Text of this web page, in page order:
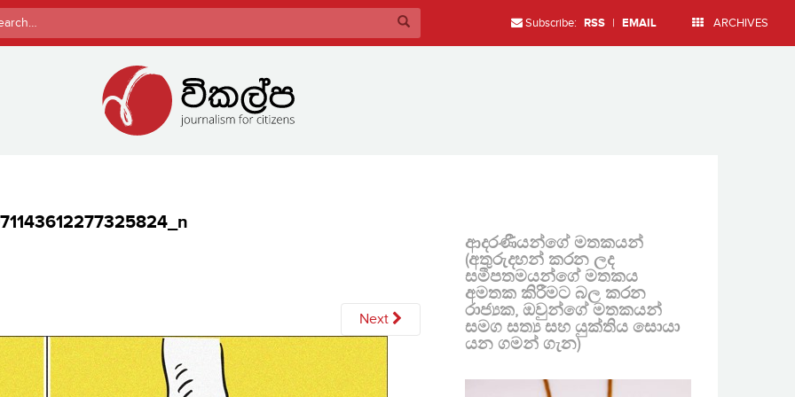
Subscribe: RSS | EMAIL ARCHIVES
Next
ආදරණීයන්ගේ මතකයන්
(අතුරුදහන් කරන ලද
සමීපතමයන්ගේ මතකය
අමතක කිරීමට බල කරන
රාජ්‍යක, ඔවුන්ගේ මතකයන්
සමග සත්‍ය සහ යුක්තිය සොයා
යන ගමන් ගැන)